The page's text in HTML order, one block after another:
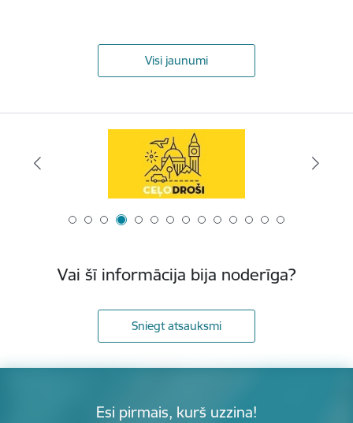
Visi jaunumi
Vai šī informācija bija noderīga?
Sniegt atsauksmi
Esi pirmais, kurš uzzina!